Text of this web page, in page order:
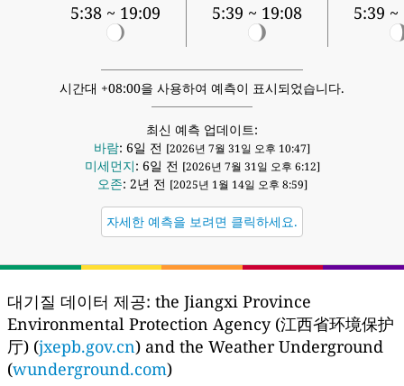
5:38 ~ 19:09 5:39 ~ 19:08 5:39 ~
시간대 +08:00을 사용하여 예측이 표시되었습니다.
최신 예측 업데이트:
바람: 6일 전 [2026년 7월 31일 오후 10:47]
미세먼지: 6일 전 [2026년 7월 31일 오후 6:12]
오존: 2년 전 [2025년 1월 14일 오후 8:59]
자세한 예측을 보려면 클릭하세요.
대기질 데이터 제공: the Jiangxi Province
Environmental Protection Agency (江西省环境保护
厅) (jxepb.gov.cn) and the Weather Underground
(wunderground.com)